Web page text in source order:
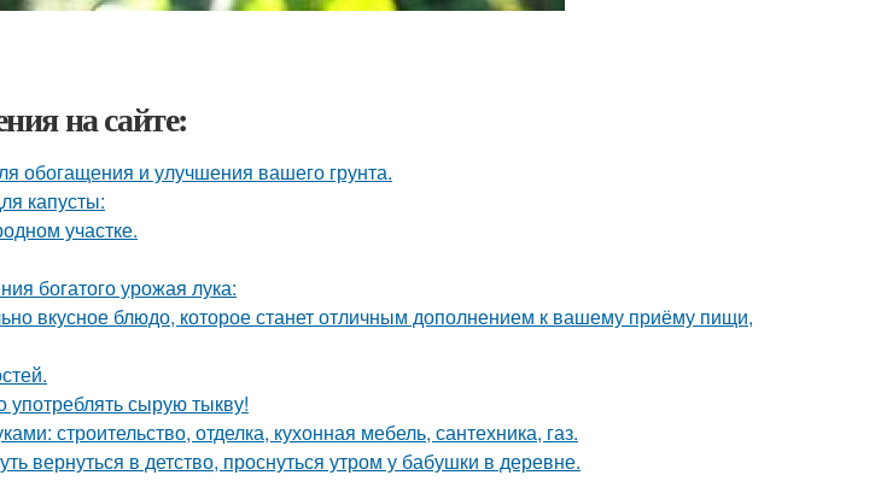
на сайте:
обогащения и улучшения вашего грунта.
капусты:
участке.
богатого урожая лука:
вкусное блюдо, которое станет отличным дополнением к вашему приёму пищи,
сырую тыкву!
строительство, отделка, кухонная мебель, сантехника, газ.
вернуться в детство, проснуться утром у бабушки в деревне.